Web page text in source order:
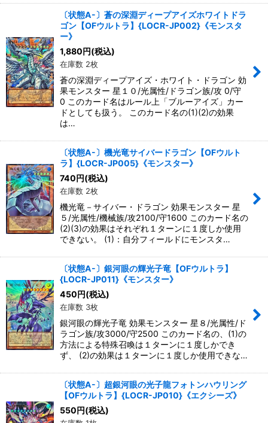
〔状態A-〕蒼の深淵ディープアイズホワイトドラ
ゴン【OFウルトラ】{LOCR-JP002}《モンスタ
ー》
1,880円(税込)
在庫数 2枚
蒼の深淵ディープアイズ・ホワイト・ドラゴン 効
果モンスター 星１０/光属性/ドラゴン族/攻 0/守
0 このカード名はルール上「ブルーアイズ」カー
ドとしても扱う。 このカード名の(1)(2)の効果
は…
〔状態A-〕機光竜サイバードラゴン【OFウルト
ラ】{LOCR-JP005}《モンスター》
740円(税込)
在庫数 2枚
機光竜－サイバー・ドラゴン 効果モンスター 星
５/光属性/機械族/攻2100/守1600 このカード名の
(2)(3)の効果はそれぞれ１ターンに１度しか使用
できない。 (1)：自分フィールドにモンスタ…
〔状態A-〕銀河眼の輝光子竜【OFウルトラ】
{LOCR-JP011}《モンスター》
450円(税込)
在庫数 3枚
銀河眼の輝光子竜 効果モンスター 星８/光属性/ド
ラゴン族/攻3000/守2500 このカード名の、(1)の
方法による特殊召喚は１ターンに１度しかでき
ず、 (2)の効果は１ターンに１度しか使用できな…
〔状態A-〕超銀河眼の光子龍フォトンハウリング
【OFウルトラ】{LOCR-JP010}《エクシーズ》
550円(税込)